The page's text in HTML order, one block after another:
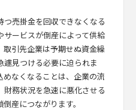
売掛金を回収できなくなる
サービスが倒産によって供給
引先企業は予期せぬ資金繰
遽見つける必要に迫られま
なくなることは、企業の流
務状況を急速に悪化させる
産につながります。